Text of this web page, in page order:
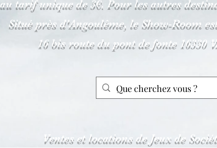
au tarif unique de 3€. Pour les autres
Situé près d'Angoulême, le Show-Room
16 bis route du pont de fonte 16330
Ventes et locations de Jeux de